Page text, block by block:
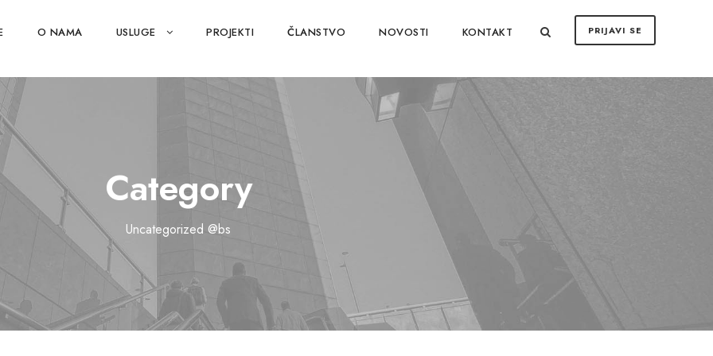
O NAMA USLUGE PROJEKTI ČLANSTVO NOVOSTI KONTAKT PRIJAVI SE
Category
Uncategorized @bs